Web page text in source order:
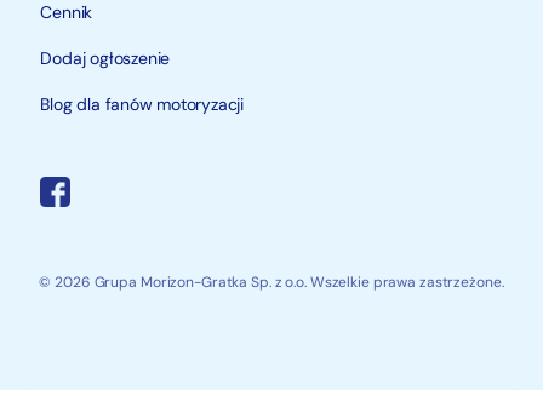
Cennik
Dodaj ogłoszenie
Blog dla fanów motoryzacji
© 2026 Grupa Morizon-Gratka Sp. z o.o. Wszelkie prawa zastrzeżone.